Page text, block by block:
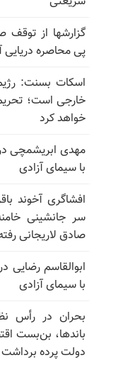
گزارشها از توقف
پی محاصره دریایی
اسکات بسنت:
خارجی است؛
خواهد کرد
مهدی ابریشمچی
با سیمای آزادی
افشاگری آخوند
سر جانشینی
صادق لاریجانی
ابوالقاسم رضایی
با سیمای آزادی
بحران در رأس
باندها، بن‌بست
دولت پرده برداشت